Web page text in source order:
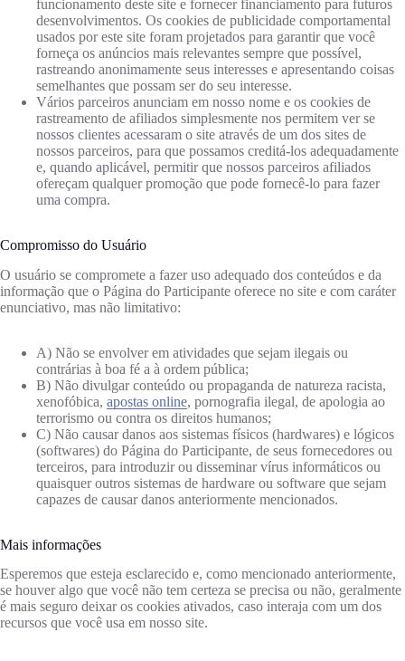
funcionamento deste site e fornecer financiamento para futuros
desenvolvimentos. Os cookies de publicidade comportamental
usados ​​por este site foram projetados para garantir que você
forneça os anúncios mais relevantes sempre que possível,
rastreando anonimamente seus interesses e apresentando coisas
semelhantes que possam ser do seu interesse.
Vários parceiros anunciam em nosso nome e os cookies de
rastreamento de afiliados simplesmente nos permitem ver se
nossos clientes acessaram o site através de um dos sites de
nossos parceiros, para que possamos creditá-los adequadamente
e, quando aplicável, permitir que nossos parceiros afiliados
ofereçam qualquer promoção que pode fornecê-lo para fazer
uma compra.
Compromisso do Usuário
O usuário se compromete a fazer uso adequado dos conteúdos e da
informação que o Página do Participante oferece no site e com caráter
enunciativo, mas não limitativo:
A) Não se envolver em atividades que sejam ilegais ou
contrárias à boa fé a à ordem pública;
B) Não divulgar conteúdo ou propaganda de natureza racista,
xenofóbica, apostas online, pornografia ilegal, de apologia ao
terrorismo ou contra os direitos humanos;
C) Não causar danos aos sistemas físicos (hardwares) e lógicos
(softwares) do Página do Participante, de seus fornecedores ou
terceiros, para introduzir ou disseminar vírus informáticos ou
quaisquer outros sistemas de hardware ou software que sejam
capazes de causar danos anteriormente mencionados.
Mais informações
Esperemos que esteja esclarecido e, como mencionado anteriormente,
se houver algo que você não tem certeza se precisa ou não, geralmente
é mais seguro deixar os cookies ativados, caso interaja com um dos
recursos que você usa em nosso site.